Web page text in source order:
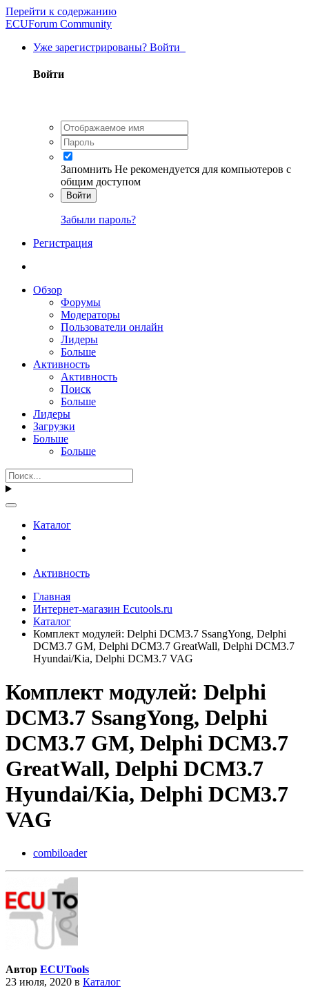
Перейти к содержанию
ECUForum Community
Уже зарегистрированы? Войти
Войти
Запомнить Не рекомендуется для компьютеров с
общим доступом
Войти
Забыли пароль?
Регистрация
Обзор
Форумы
Модераторы
Пользователи онлайн
Лидеры
Больше
Активность
Активность
Поиск
Больше
Лидеры
Загрузки
Больше
Больше
Каталог
Активность
Главная
Интернет-магазин Ecutools.ru
Каталог
Комплект модулей: Delphi DCM3.7 SsangYong, Delphi
DCM3.7 GM, Delphi DCM3.7 GreatWall, Delphi DCM3.7
Hyundai/Kia, Delphi DCM3.7 VAG
Комплект модулей: Delphi
DCM3.7 SsangYong, Delphi
DCM3.7 GM, Delphi DCM3.7
GreatWall, Delphi DCM3.7
Hyundai/Kia, Delphi DCM3.7
VAG
combiloader
Автор ECUTools
23 июля, 2020 в Каталог